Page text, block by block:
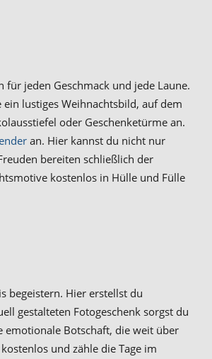
jeden Geschmack und jede Laune.
lustiges Weihnachtsbild, auf dem
oder Geschenketürme an.
an. Hier kannst du nicht nur
bereiten schließlich der
kostenlos in Hülle und Fülle
begeistern. Hier erstellst du
gestalteten Fotogeschenk sorgst du
emotionale Botschaft, die weit über
und zähle die Tage im